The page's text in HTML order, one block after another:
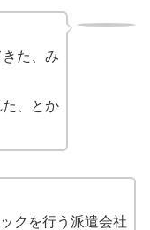
た、み
、とか
クを行う派遣会社